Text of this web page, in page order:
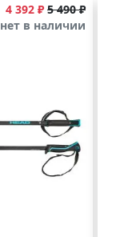
4 392 ₽ 5 490 ₽
нет в наличии